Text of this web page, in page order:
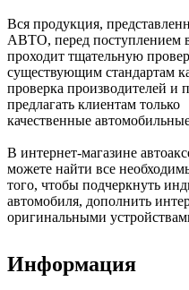
Вся продукция,
АВТО, перед поступлением
проходит тщательную
существующим стандартам
проверка производителей и
предлагать клиентам только
качественные
В интернет-магазине
можете найти все
того, чтобы подчеркнуть
автомобиля, дополнить
оригинальными
Информация